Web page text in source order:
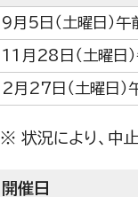
9月5日（土曜日）
11月28日（土曜日
2月27日（土曜日）
※ 状況により、中止
開催日